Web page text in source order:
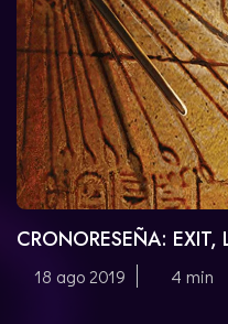
CRONORESEÑA: EXIT,
18 ago 2019 4 min